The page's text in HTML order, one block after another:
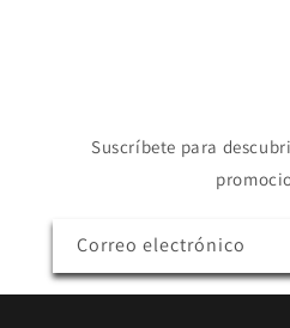
Suscríbete para
Correo electrónico